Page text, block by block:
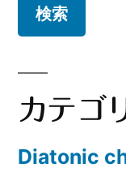
カテゴ
Diatonic